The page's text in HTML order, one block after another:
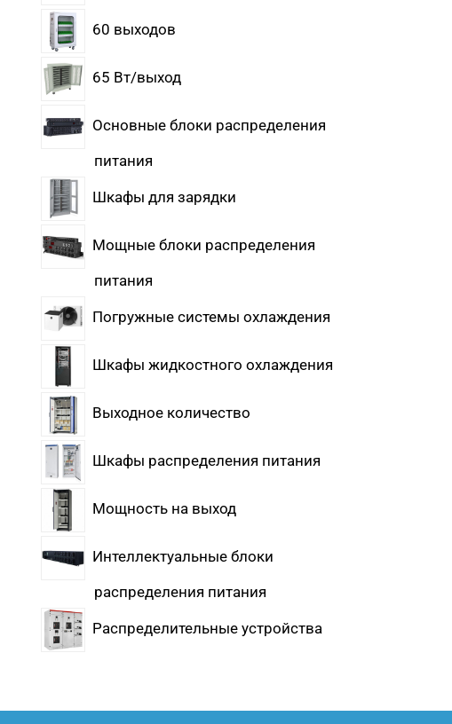
60 выходов
65 Вт/выход
Основные блоки распределения
питания
Шкафы для зарядки
Мощные блоки распределения
питания
Погружные системы охлаждения
Шкафы жидкостного охлаждения
Выходное количество
Шкафы распределения питания
Мощность на выход
Интеллектуальные блоки
распределения питания
Распределительные устройства